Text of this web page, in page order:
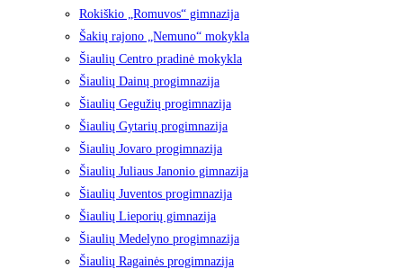
Rokiškio „Romuvos“ gimnazija
Šakių rajono „Nemuno“ mokykla
Šiaulių Centro pradinė mokykla
Šiaulių Dainų progimnazija
Šiaulių Gegužių progimnazija
Šiaulių Gytarių progimnazija
Šiaulių Jovaro progimnazija
Šiaulių Juliaus Janonio gimnazija
Šiaulių Juventos progimnazija
Šiaulių Lieporių gimnazija
Šiaulių Medelyno progimnazija
Šiaulių Ragainės progimnazija